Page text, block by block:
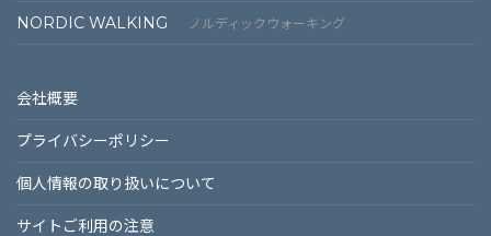
NORDIC WALKING ノルディックウォーキング
会社概要
プライバシーポリシー
個⼈情報の取り扱いについて
サイトご利⽤の注意